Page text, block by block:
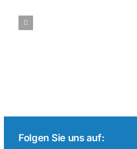
Folgen Sie uns auf: